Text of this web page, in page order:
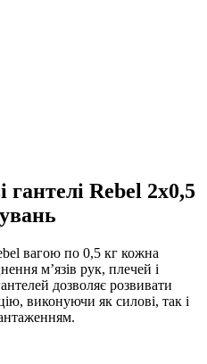
гантелі Rebel 2х0,5
вагою по 0,5 кг кожна
м’язів рук, плечей і
дозволяє розвивати
виконуючи як силові, так і